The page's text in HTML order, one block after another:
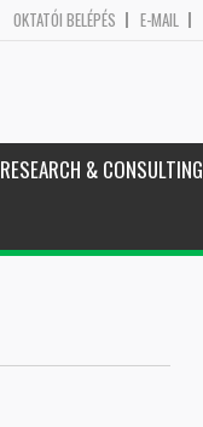
OKTATÓI BELÉPÉS E-MAIL
RESEARCH & CONSULTING